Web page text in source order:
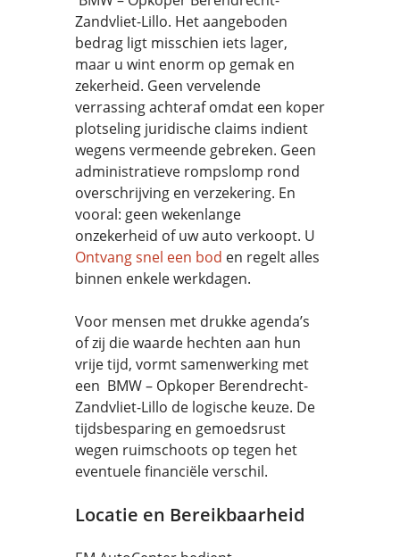
Zandvliet-Lillo. Het aangeboden
bedrag ligt misschien iets lager,
maar u wint enorm op gemak en
zekerheid. Geen vervelende
verrassing achteraf omdat een koper
plotseling juridische claims indient
wegens vermeende gebreken. Geen
administratieve rompslomp rond
overschrijving en verzekering. En
vooral: geen wekenlange
onzekerheid of uw auto verkoopt. U
Ontvang snel een bod en regelt alles
binnen enkele werkdagen.
Voor mensen met drukke agenda’s
of zij die waarde hechten aan hun
vrije tijd, vormt samenwerking met
een BMW – Opkoper Berendrecht-
Zandvliet-Lillo de logische keuze. De
tijdsbesparing en gemoedsrust
wegen ruimschoots op tegen het
eventuele financiële verschil.
Locatie en Bereikbaarheid